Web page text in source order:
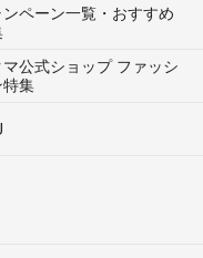
ンペーン一覧・おすすめ
マ公式ショップ ファッシ
特集